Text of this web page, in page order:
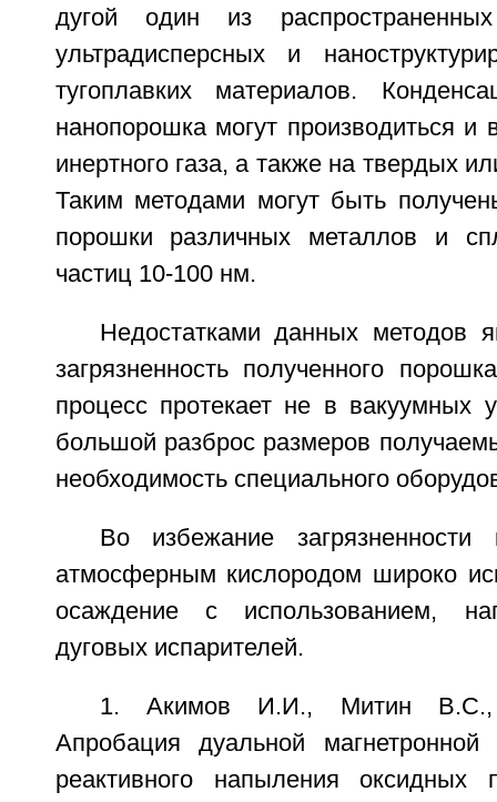
дугой один из
ультрадисперсных и
тугоплавких материалов.
нанопорошка могут производиться и
инертного газа, а также на твердых
Таким методами могут быть
порошки различных металлов и
частиц 10-100 нм.
Недостатками данных методов
загрязненность полученного
процесс протекает не в вакуумных
большой разброс размеров
необходимость специального
Во избежание загрязненности
атмосферным кислородом широко
осаждение с использованием,
дуговых испарителей.
1. Акимов И.И., Митин B.C.,
Апробация дуальной
реактивного напыления оксидных